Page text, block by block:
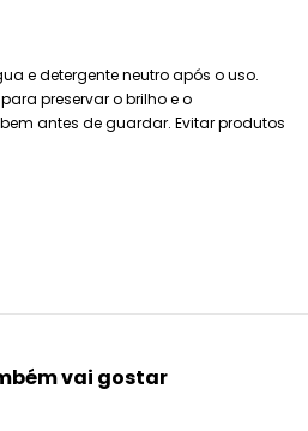
e detergente neutro após o uso.
preservar o brilho e o
antes de guardar. Evitar produtos
vai gostar